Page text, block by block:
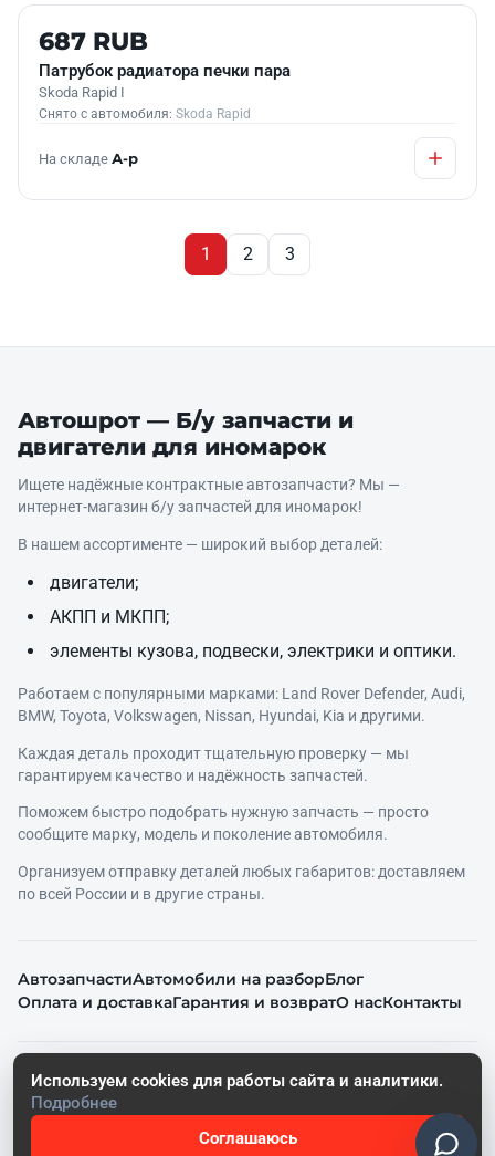
Б/У В НАЛИЧИИ
687 RUB
Патрубок радиатора печки пара
Skoda Rapid I
Снято с автомобиля: Skoda Rapid
На складе А-р
1 2 3
Автошрот — Б/у запчасти и
двигатели для иномарок
Ищете надёжные контрактные автозапчасти? Мы —
интернет‑магазин б/у запчастей для иномарок!
В нашем ассортименте — широкий выбор деталей:
двигатели;
АКПП и МКПП;
элементы кузова, подвески, электрики и оптики.
Работаем с популярными марками: Land Rover Defender, Audi,
BMW, Toyota, Volkswagen, Nissan, Hyundai, Kia и другими.
Каждая деталь проходит тщательную проверку — мы
гарантируем качество и надёжность запчастей.
Поможем быстро подобрать нужную запчасть — просто
сообщите марку, модель и поколение автомобиля.
Организуем отправку деталей любых габаритов: доставляем
по всей России и в другие страны.
АвтозапчастиАвтомобили на разборБлог
Оплата и доставкаГарантия и возвратО насКонтакты
© 2026. Все права защищены.
Политика конфиденциальности
Согласие на обработку персональных данных
Работает на SoftRazborki Сайты
Используем cookies для работы сайта и аналитики.
Подробнее
Соглашаюсь